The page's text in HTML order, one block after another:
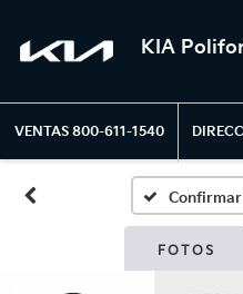
KIA
VENTAS 800-611-1540
FOTOS